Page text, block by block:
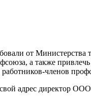
от
а также
членов
адрес ди­ректор